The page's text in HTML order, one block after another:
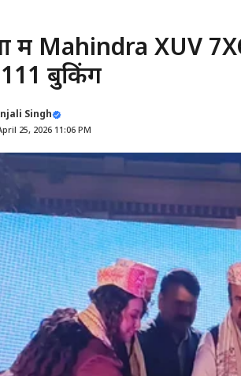
में Mahindra XUV
बुकिंग
Singh
25, 2026 11:06 PM